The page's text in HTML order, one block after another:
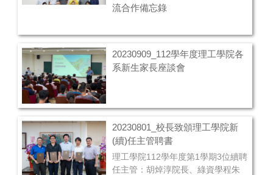
流合作備忘錄
20230909_112學年度理工學院各
系新生家長座談會
20230801_校長致頒理工學院新
(續)任主管聘書
理工學院112學年度第1學期3位續聘
任主管：胡焯淳院長、綠資學程朱